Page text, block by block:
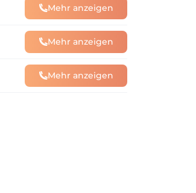
Mehr anzeigen
Mehr anzeigen
Mehr anzeigen